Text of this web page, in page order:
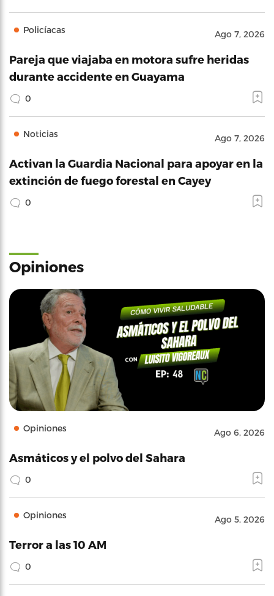
Policíacas Ago 7, 2026
Pareja que viajaba en motora sufre heridas
durante accidente en Guayama
0
Noticias Ago 7, 2026
Activan la Guardia Nacional para apoyar en la
extinción de fuego forestal en Cayey
0
Opiniones
Opiniones Ago 6, 2026
Asmáticos y el polvo del Sahara
0
Opiniones Ago 5, 2026
Terror a las 10 AM
0